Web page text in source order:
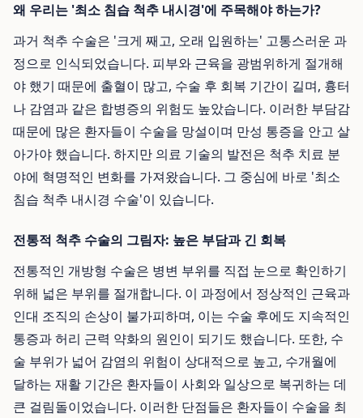
왜 우리는 '최소 침습 척추 내시경'에 주목해야 하는가?
과거 척추 수술은 '크게 째고, 오래 입원하는' 고통스러운 과
정으로 인식되었습니다. 피부와 근육을 광범위하게 절개해
야 했기 때문에 출혈이 많고, 수술 후 회복 기간이 길며, 흉터
나 감염과 같은 합병증의 위험도 높았습니다. 이러한 부담감
때문에 많은 환자들이 수술을 망설이며 만성 통증을 안고 살
아가야 했습니다. 하지만 의료 기술의 발전은 척추 치료 분
야에 혁명적인 변화를 가져왔습니다. 그 중심에 바로 '최소
침습 척추 내시경 수술'이 있습니다.
전통적 척추 수술의 그림자: 높은 부담과 긴 회복
전통적인 개방형 수술은 병변 부위를 직접 눈으로 확인하기
위해 넓은 부위를 절개합니다. 이 과정에서 정상적인 근육과
인대 조직의 손상이 불가피하며, 이는 수술 후에도 지속적인
통증과 허리 근력 약화의 원인이 되기도 했습니다. 또한, 수
술 부위가 넓어 감염의 위험이 상대적으로 높고, 수개월에
달하는 재활 기간은 환자들이 사회와 일상으로 복귀하는 데
큰 걸림돌이었습니다. 이러한 단점들은 환자들이 수술을 최